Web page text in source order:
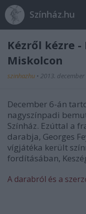
Színház.hu
Kézről kézre
Miskolcon
szinhazhu • 2013. december
December 6-án
nagyszínpadi
Színház. Ezúttal a
darabja, Georges
vígjátéka került
fordításában,
A darabról és a